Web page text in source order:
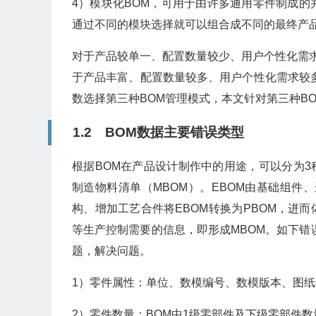
4）模块化BOM，可用于由许多通用零件制成
通过不同的模块选择就可以组合成不同的最终产
对于产品较单一、配置数量较少、用户个性化
于产品丰富、配置数量较多、用户个性化需求
数选择第三种BOM管理模式，本文针对第三种
1.2 BOM数据主要错误类型
根据BOM在产品设计制作中的用途，可以分为
制造物料清单（MBOM）。EBOM由基础组件
构、增加工艺合件将EBOM转换为PBOM，进
等生产控制需要的信息，即形成MBOM。如下
题，解决问题。
1）零件属性：单位、数模编号、数模版本、图